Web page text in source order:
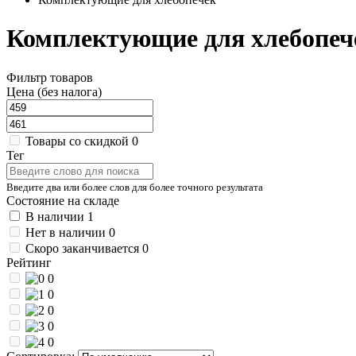
Комплектующие для
Фильтр товаров
Цена (без налога)
Товары со скидкой 0
Тег
Введите два или более слов для более точного результата
Состояние на складе
В наличии 1
Нет в наличии 0
Скоро заканчивается 0
Рейтинг
0
0
0
0
0